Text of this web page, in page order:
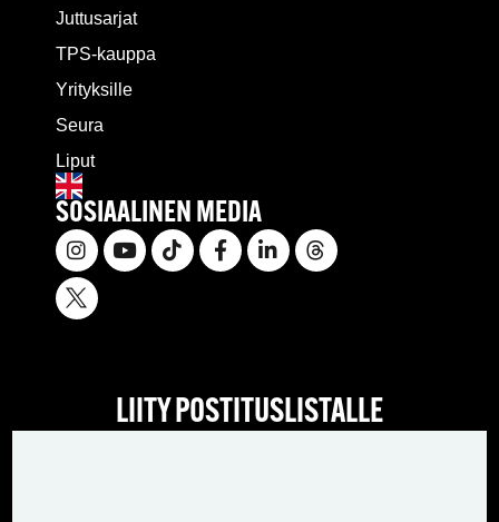
Juttusarjat
TPS-kauppa
Yrityksille
Seura
Liput
SOSIAALINEN MEDIA
LIITY POSTITUSLISTALLE